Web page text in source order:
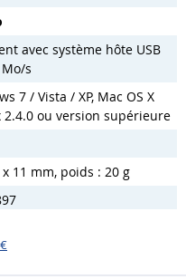
avec système hôte USB
s
7 / Vista / XP, Mac OS X
ou version supérieure
11 mm, poids : 20 g